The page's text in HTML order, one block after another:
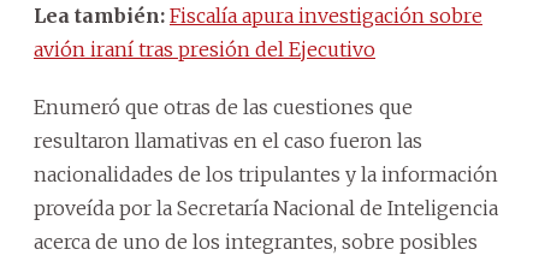
Lea también: Fiscalía apura investigación sobre
avión iraní tras presión del Ejecutivo
Enumeró que otras de las cuestiones que
resultaron llamativas en el caso fueron las
nacionalidades de los tripulantes y la información
proveída por la Secretaría Nacional de Inteligencia
acerca de uno de los integrantes, sobre posibles